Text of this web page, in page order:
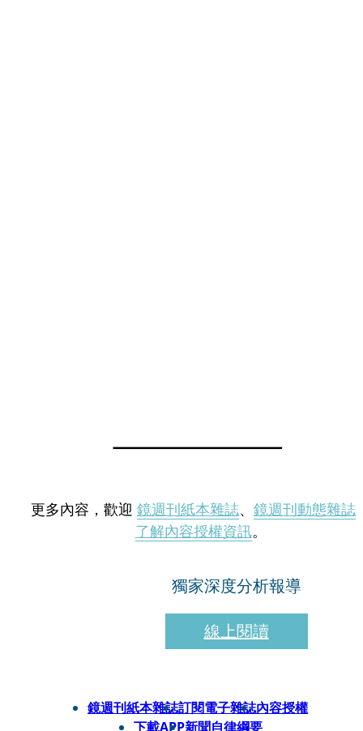
更多內容，歡迎 鏡週刊紙本雜誌、 鏡週刊動態雜誌
了解內容授權資訊。
獨家深度分析報導
線上閱讀
鏡週刊紙本雜誌訂閱電子雜誌內容授權
下載APP新聞自律綱要